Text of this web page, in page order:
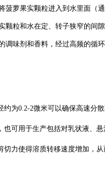
菠萝果实颗粒进入到水里面（
颗粒和水在定、转子狭窄的间
调味剂和香料，经过高频的循
约为0.2-2微米可以确保高速分
也可用于生产包括对乳状液、
切力使得溶质转移速度增加，